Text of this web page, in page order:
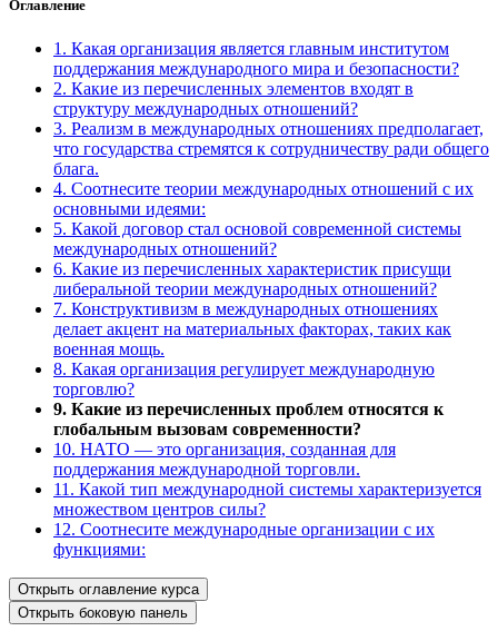
Оглавление
1. Какая организация является главным институтом
поддержания международного мира и безопасности?
2. Какие из перечисленных элементов входят в
структуру международных отношений?
3. Реализм в международных отношениях предполагает,
что государства стремятся к сотрудничеству ради общего
блага.
4. Соотнесите теории международных отношений с их
основными идеями:
5. Какой договор стал основой современной системы
международных отношений?
6. Какие из перечисленных характеристик присущи
либеральной теории международных отношений?
7. Конструктивизм в международных отношениях
делает акцент на материальных факторах, таких как
военная мощь.
8. Какая организация регулирует международную
торговлю?
9. Какие из перечисленных проблем относятся к
глобальным вызовам современности?
10. НАТО — это организация, созданная для
поддержания международной торговли.
11. Какой тип международной системы характеризуется
множеством центров силы?
12. Соотнесите международные организации с их
функциями:
Открыть оглавление курса
Открыть боковую панель